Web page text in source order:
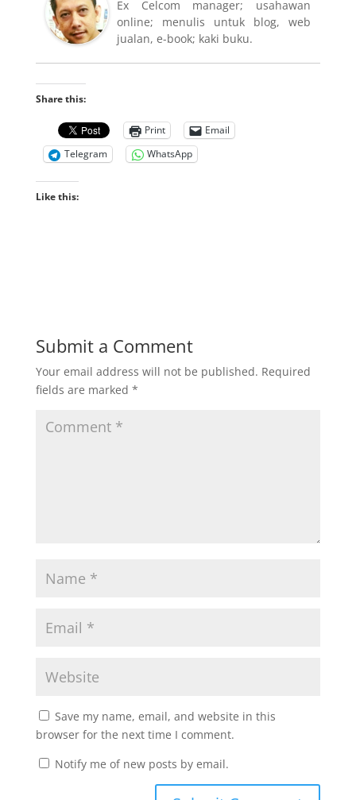
Ex Celcom manager; usahawan
online; menulis untuk blog, web
jualan, e-book; kaki buku.
Share this:
Print
Email
Telegram
WhatsApp
Like this:
Submit a Comment
Your email address will not be published. Required
fields are marked *
Save my name, email, and website in this
browser for the next time I comment.
Notify me of new posts by email.